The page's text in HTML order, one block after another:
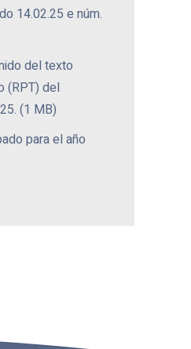
14.02.25 e núm.
del texto
(RPT) del
(1 MB)
para el año